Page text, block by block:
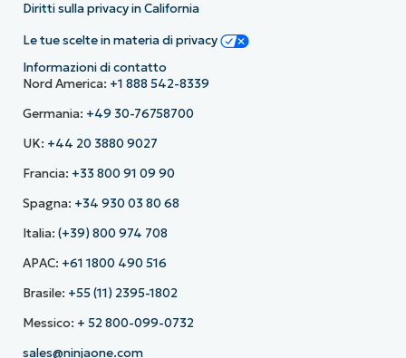
Diritti sulla privacy in California
Le tue scelte in materia di privacy
Informazioni di contatto
Nord America: +1 888 542-8339
Germania: +49 30-76758700
UK: +44 20 3880 9027
Francia: +33 800 91 09 90
Spagna: +34 930 03 80 68
Italia: (+39) 800 974 708
APAC: +61 1800 490 516
Brasile: +55 (11) 2395-1802
Messico: + 52 800-099-0732
sales@ninjaone.com